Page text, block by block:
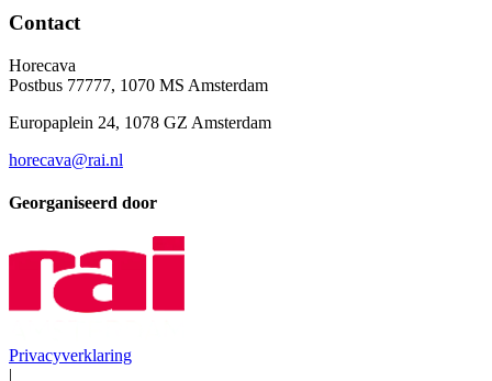
Contact
Horecava
Postbus 77777, 1070 MS Amsterdam
Europaplein 24, 1078 GZ Amsterdam
horecava@rai.nl
Georganiseerd door
Privacyverklaring
|